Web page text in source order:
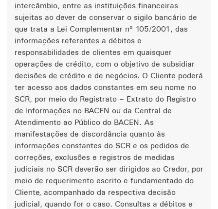
intercâmbio, entre as instituições financeiras
sujeitas ao dever de conservar o sigilo bancário de
que trata a Lei Complementar nº 105/2001, das
informações referentes a débitos e
responsabilidades de clientes em quaisquer
operações de crédito, com o objetivo de subsidiar
decisões de crédito e de negócios. O Cliente poderá
ter acesso aos dados constantes em seu nome no
SCR, por meio do Registrato – Extrato do Registro
de Informações no BACEN ou da Central de
Atendimento ao Público do BACEN. As
manifestações de discordância quanto às
informações constantes do SCR e os pedidos de
correções, exclusões e registros de medidas
judiciais no SCR deverão ser dirigidos ao Credor, por
meio de requerimento escrito e fundamentado do
Cliente, acompanhado da respectiva decisão
judicial, quando for o caso. Consultas a débitos e